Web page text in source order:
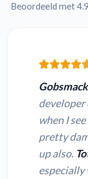
Beoordeeld met
developer
when I
pretty
up also.
especially